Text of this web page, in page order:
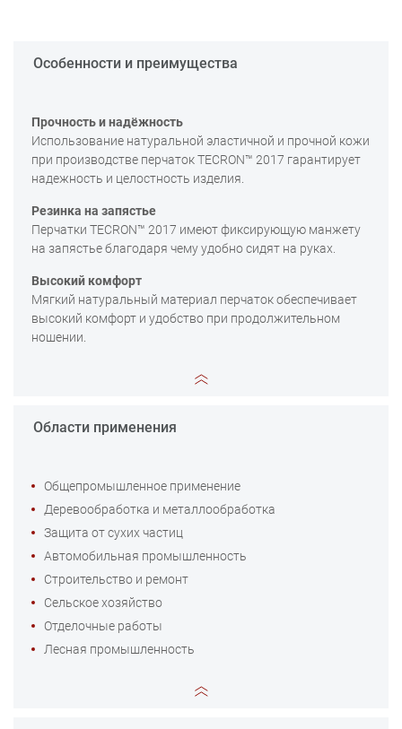
Особенности и преимущества
Прочность и надёжность
Использование натуральной эластичной и прочной кожи
при производстве перчаток TECRON™ 2017 гарантирует
надежность и целостность изделия.
Резинка на запястье
Перчатки TECRON™ 2017 имеют фиксирующую манжету
на запястье благодаря чему удобно сидят на руках.
Высокий комфорт
Мягкий натуральный материал перчаток обеспечивает
высокий комфорт и удобство при продолжительном
ношении.
Области применения
Общепромышленное применение
Деревообработка и металлообработка
Защита от сухих частиц
Автомобильная промышленность
Строительство и ремонт
Сельское хозяйство
Отделочные работы
Лесная промышленность